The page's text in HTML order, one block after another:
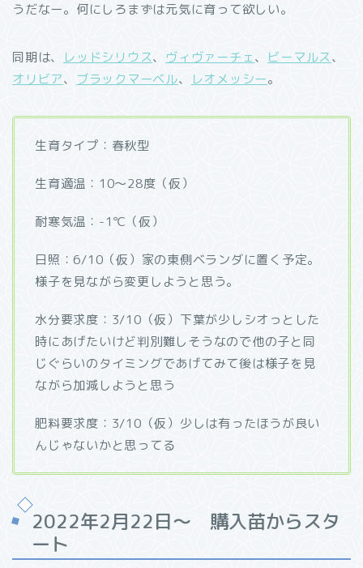
うだなー。何にしろまずは元気に育って欲しい。
同期は、 レッドシリウス、 ヴィヴァーチェ、 ビーマルス、
オリビア、 ブラックマーベル、 レオメッシー。
生育タイプ：春秋型
生育適温：10～28度（仮）
耐寒気温：-1℃（仮）
日照：6/10（仮）家の東側ベランダに置く予定。
様子を見ながら変更しようと思う。
水分要求度：3/10（仮）下葉が少しシオっとした
時にあげたいけど判別難しそうなので他の子と同
じぐらいのタイミングであげてみて後は様子を見
ながら加減しようと思う
肥料要求度：3/10（仮）少しは有ったほうが良い
んじゃないかと思ってる
2022年2月22日～ 購入苗からスタ
ート